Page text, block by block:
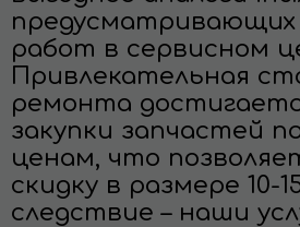
предусматривающих
работ в сервисном
Привлекательная
ремонта
закупки запчастей
ценам, что
скидку в размере 10-
следствие – наши